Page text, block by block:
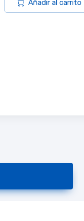
Añadir al carrito